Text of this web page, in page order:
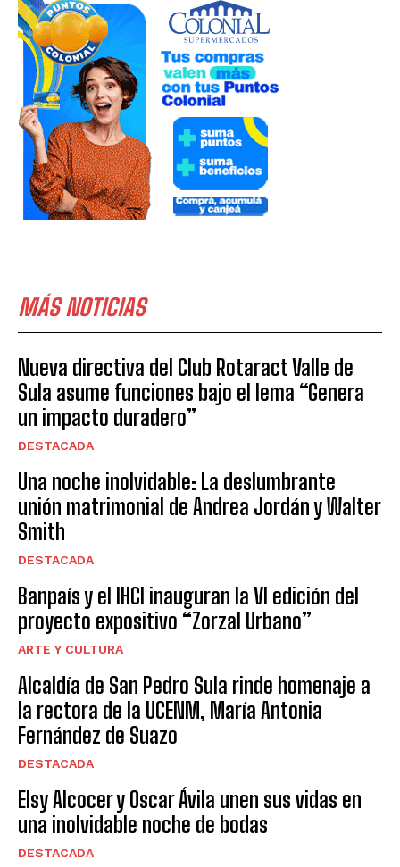
MÁS NOTICIAS
Nueva directiva del Club Rotaract Valle de
Sula asume funciones bajo el lema “Genera
un impacto duradero”
DESTACADA
Una noche inolvidable: La deslumbrante
unión matrimonial de Andrea Jordán y Walter
Smith
DESTACADA
Banpaís y el IHCI inauguran la VI edición del
proyecto expositivo “Zorzal Urbano”
ARTE Y CULTURA
Alcaldía de San Pedro Sula rinde homenaje a
la rectora de la UCENM, María Antonia
Fernández de Suazo
DESTACADA
Elsy Alcocer y Oscar Ávila unen sus vidas en
una inolvidable noche de bodas
DESTACADA